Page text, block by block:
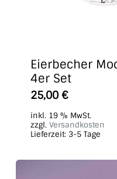
Eierbecher
4er Set
25,00 €
inkl. 19 % MwSt.
zzgl. Versandkosten
Lieferzeit: 3-5 Tage